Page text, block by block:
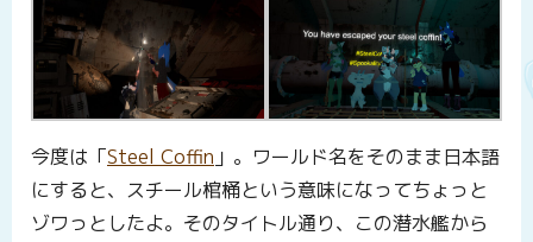
今度は「Steel Coffin 」。ワールド名をそのまま日本語
にすると、スチール棺桶という意味になってちょっと
ゾワっとしたよ。そのタイトル通り、この潜水艦から